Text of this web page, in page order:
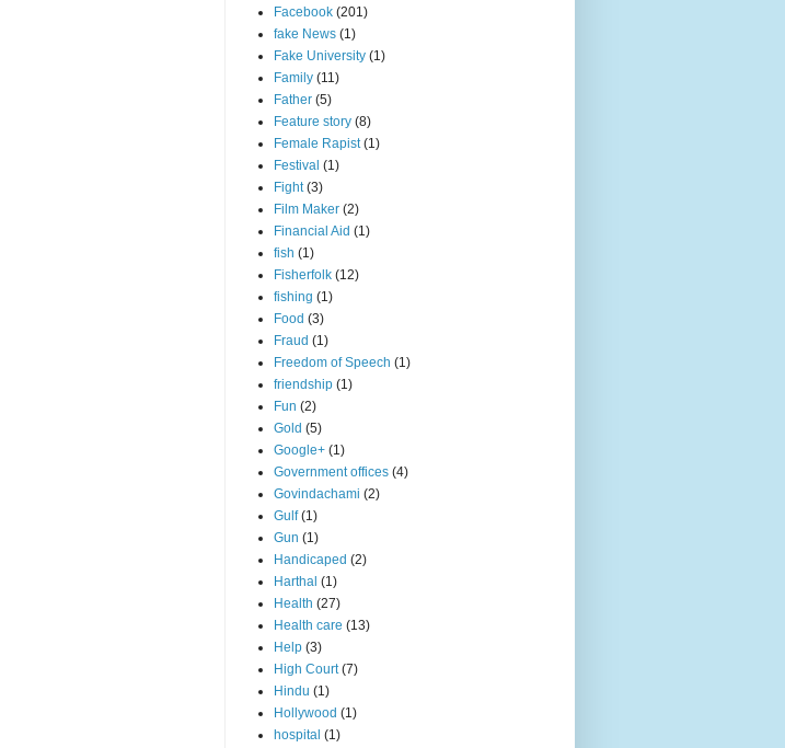
Facebook (201)
fake News (1)
Fake University (1)
Family (11)
Father (5)
Feature story (8)
Female Rapist (1)
Festival (1)
Fight (3)
Film Maker (2)
Financial Aid (1)
fish (1)
Fisherfolk (12)
fishing (1)
Food (3)
Fraud (1)
Freedom of Speech (1)
friendship (1)
Fun (2)
Gold (5)
Google+ (1)
Government offices (4)
Govindachami (2)
Gulf (1)
Gun (1)
Handicaped (2)
Harthal (1)
Health (27)
Health care (13)
Help (3)
High Court (7)
Hindu (1)
Hollywood (1)
hospital (1)